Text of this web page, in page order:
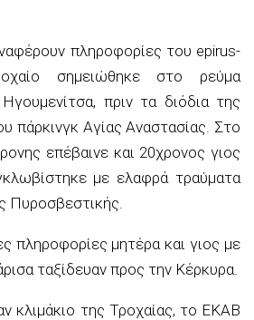
πληροφορίες του epirus-
σημειώθηκε στο ρεύμα
πριν τα διόδια της
πάρκινγκ Αγίας Αναστασίας. Στο
επέβαινε και 20χρονος γιος
με ελαφρά τραύματα
Πυροσβεστικής.
πληροφορίες μητέρα και γιος με
ταξίδευαν προς την Κέρκυρα.
κλιμάκιο της Τροχαίας, το ΕΚΑΒ